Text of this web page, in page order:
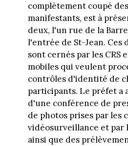
complètement coupé
manifestants, est à
deux, l'un rue de la
l'entrée de St-Jean. Ces
sont cernés par les CRS
mobiles qui veulent
contrôles d'identité de
participants. Le préfet a
d'une conférence de
de photos prises par les
vidéosurveillance et par
ainsi que des